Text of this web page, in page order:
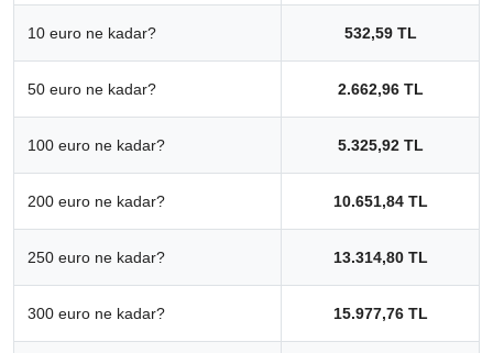
10 euro ne kadar? 532,59 TL
50 euro ne kadar? 2.662,96 TL
100 euro ne kadar? 5.325,92 TL
200 euro ne kadar? 10.651,84 TL
250 euro ne kadar? 13.314,80 TL
300 euro ne kadar? 15.977,76 TL